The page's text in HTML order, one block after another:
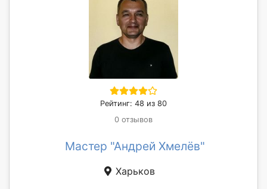
Рейтинг: 48 из 80
0 отзывов
Мастер "Андрей Хмелёв"
Харьков